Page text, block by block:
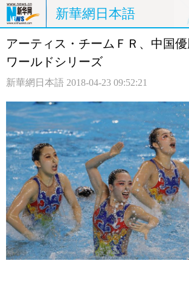
新華網日本語
ホームページ 政治
観光
中日対訳
アーティス・チームＦＲ、中国
ワールドシリーズ
新華網日本語 2018-04-23 09:52:21